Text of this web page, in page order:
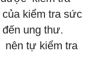
kiểm tra sức
ung thư.
nên tự kiểm tra